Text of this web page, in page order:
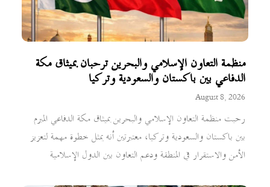
منظمة التعاون الإسلامي والبحرين ترحبان بميثاق مكة
الدفاعي بين باكستان والسعودية وتركيا
August 8, 2026
رحبت منظمة التعاون الإسلامي والبحرين بميثاق مكة الدفاعي المبرم
بين باكستان والسعودية وتركيا، معتبرتين أنه يمثل خطوة مهمة لتعزيز
الأمن والاستقرار في المنطقة ودعم التعاون بين الدول الإسلامية